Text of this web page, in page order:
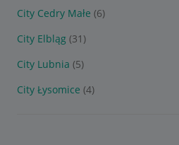
City Cedry Małe (6)
City Elbląg (31)
City Lubnia (5)
City Łysomice (4)